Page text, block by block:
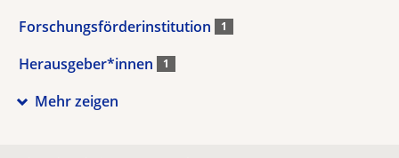
Forschungsförderinstitution 1
Herausgeber*innen 1
Mehr zeigen